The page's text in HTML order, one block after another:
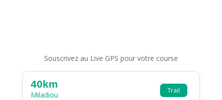
Souscrivez au Live GPS pour votre course
Trail
40km
Miladiou